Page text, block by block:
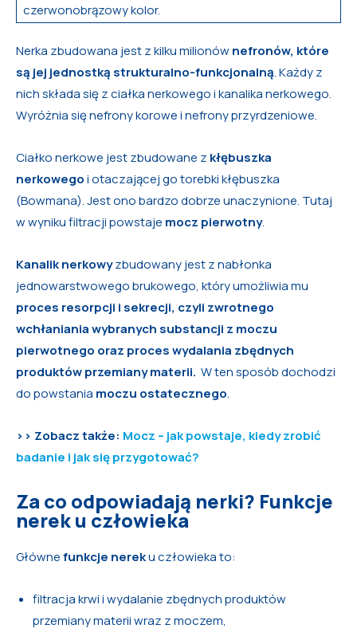
czerwonobrązowy kolor.
Nerka zbudowana jest z kilku milionów nefronów, które
są jej jednostką strukturalno-funkcjonalną. Każdy z
nich składa się z ciałka nerkowego i kanalika nerkowego.
Wyróżnia się nefrony korowe i nefrony przyrdzeniowe.
Ciałko nerkowe jest zbudowane z kłębuszka
nerkowegoi otaczającej go torebki kłębuszka
(Bowmana). Jest ono bardzo dobrze unaczynione. Tutaj
w wyniku filtracji powstaje mocz pierwotny.
Kanalik nerkowyzbudowany jest z nabłonka
jednowarstwowego brukowego, który umożliwia mu
proces resorpcji i sekrecji, czyli zwrotnego
wchłaniania wybranych substancji z moczu
pierwotnego oraz proces wydalania zbędnych
produktów przemiany materii. W ten sposób dochodzi
do powstania moczu ostatecznego.
>> Zobacz także: Mocz – jak powstaje, kiedy zrobić
badanie i jak się przygotować?
Za co odpowiadają nerki? Funkcje
nerek u człowieka
Głównefunkcje nereku człowieka to:
filtracja krwi i wydalanie zbędnych produktów
przemiany materii wraz z moczem,